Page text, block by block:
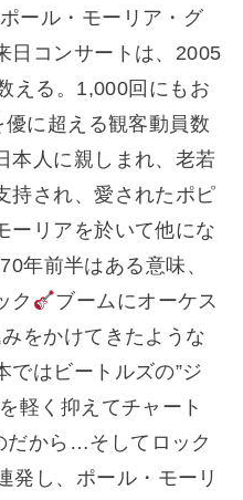
ール・モーリア・グ
日コンサートは、2005
える。1,000回にもお
に超える観客動員数
本人に親しまれ、老若
持され、愛されたポピ
ーリアを於いて他にな
年前半はある意味、
ク
ブームにオーケス
をかけてきたような
ではビートルズの”ジ
軽く抑えてチャート
だから…そしてロック
発し、ポール・モーリ